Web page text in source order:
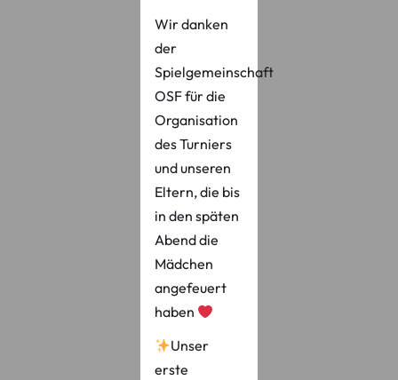
Wir danken
der
Spielgemeinschaft
OSF für die
Organisation
des Turniers
und unseren
Eltern, die bis
in den späten
Abend die
Mädchen
angefeuert
haben
Unser
erste